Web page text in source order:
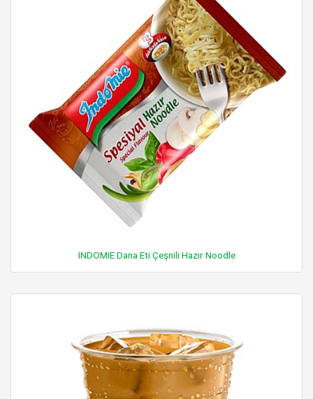
INDOMIE Dana Eti Çeşnili Hazır Noodle